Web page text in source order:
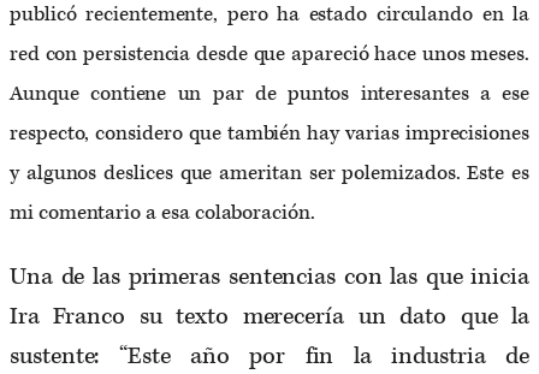
publicó recientemente, pero ha estado circulando en la
red con persistencia desde que apareció hace unos meses.
Aunque contiene un par de puntos interesantes a ese
respecto, considero que también hay varias imprecisiones
y algunos deslices que ameritan ser polemizados. Este es
mi comentario a esa colaboración.
Una de las primeras sentencias con las que inicia
Ira Franco su texto merecería un dato que la
sustente: “Este año por fin la industria de